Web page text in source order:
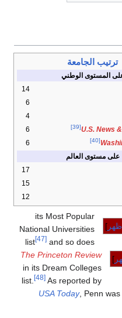
ترتيب الجامعة
المستوى الوطني
14
6
4
U.S. News
[39]
6
[40]
6
على مستوى العالم
17
15
12
its Most Popular
National Universities
list
[47] and so does
The Princeton Review
in its Dream Colleges
list.
[48] As reported by
USA Today, Penn